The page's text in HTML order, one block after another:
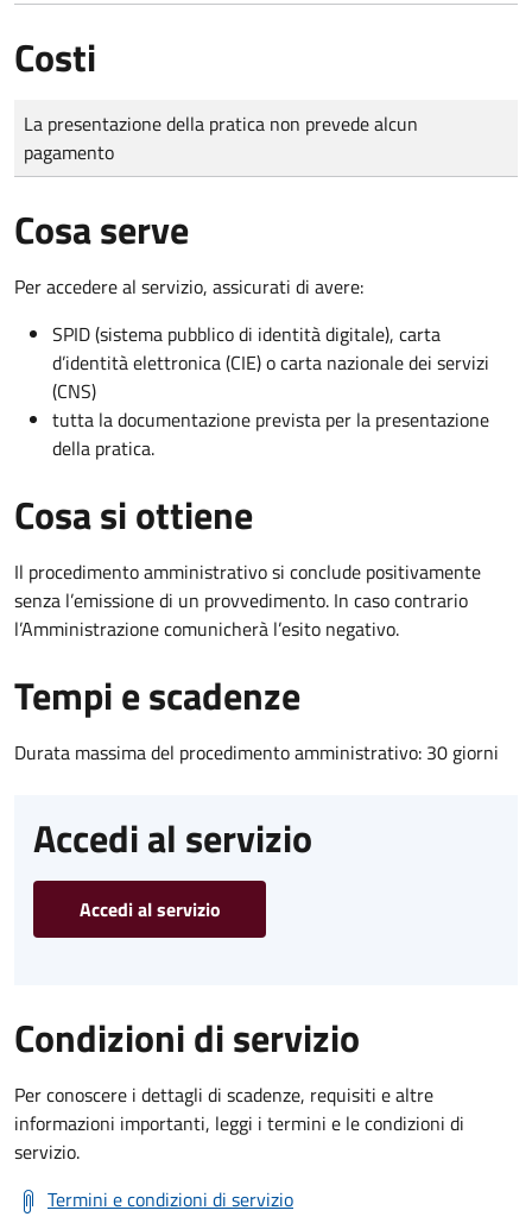
Costi
Tipo di pagamento
Importo
La presentazione della pratica non prevede alcun
pagamento
Cosa serve
Per accedere al servizio, assicurati di avere:
SPID (sistema pubblico di identità digitale), carta
d’identità elettronica (CIE) o carta nazionale dei servizi
(CNS)
tutta la documentazione prevista per la presentazione
della pratica.
Cosa si ottiene
Il procedimento amministrativo si conclude positivamente
senza l’emissione di un provvedimento. In caso contrario
l’Amministrazione comunicherà l’esito negativo.
Tempi e scadenze
Durata massima del procedimento amministrativo: 30 giorni
Accedi al servizio
Accedi al servizio
Condizioni di servizio
Per conoscere i dettagli di scadenze, requisiti e altre
informazioni importanti, leggi i termini e le condizioni di
servizio.
Termini e condizioni di servizio